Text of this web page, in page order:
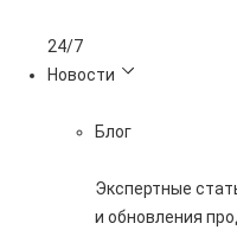
24/7
Новости
Блог
Экспертные
и обновления